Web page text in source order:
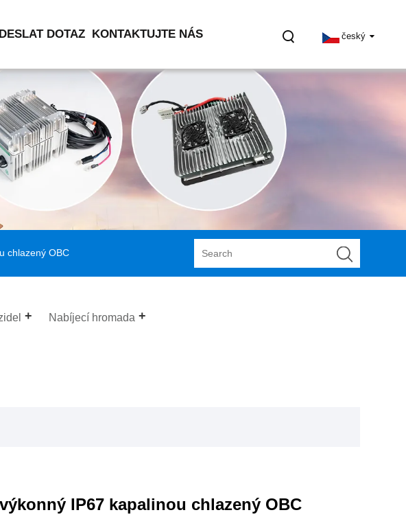
český
DOTAZ KONTAKTUJTE NÁS
chlazený OBC
Nabíjecí hromada
IP67 kapalinou chlazený OBC